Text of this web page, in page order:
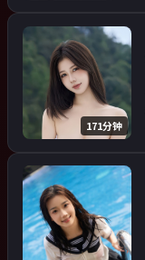
171分钟